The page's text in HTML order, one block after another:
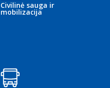
Civilinė sauga ir
mobilizacija